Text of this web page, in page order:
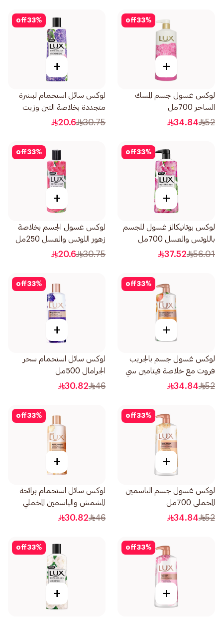
33%
off
+
لوكس غسول جسم المسك
الساحر 700مل
52
34.84
33%
off
+
لوكس سائل استحمام لبشرة
متجددة بخلاصة التين وزيت
الجيرانيوم 250مل
30.75
20.6
33%
off
+
لوكس بوتانيكالز غسول للجسم
باللوتس والعسل 700مل
56.01
37.52
33%
off
+
لوكس غسول الجسم بخلاصة
زهور اللوتس والعسل 250مل
30.75
20.6
33%
off
+
لوكس غسول جسم بالجريب
فروت مع خلاصة فيتامين سي
نضارة مضاعفة 700مل
52
34.84
33%
off
+
لوكس سائل استحمام سحر
الجرامال 500مل
46
30.82
33%
off
+
لوكس غسول جسم الياسمين
المخملي 700مل
52
34.84
33%
off
+
لوكس سائل استحمام برائحة
المشمش والياسمين المخملي
500مل
46
30.82
33%
off
+
33%
off
+